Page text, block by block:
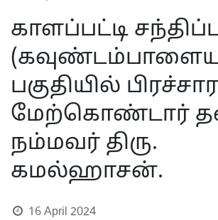
காளப்பட்டி
பகுதியில்
மேற்கொண்டார்
நம்மவர் திரு.
கமல்ஹாசன்.
16 April 2024